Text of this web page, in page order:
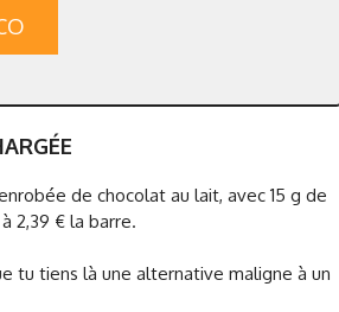
de chocolat au lait, avec 15 g de
2,39 € la barre.
tu tiens là une alternative maligne à un